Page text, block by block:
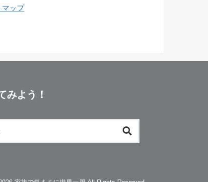
マップ
みよう！